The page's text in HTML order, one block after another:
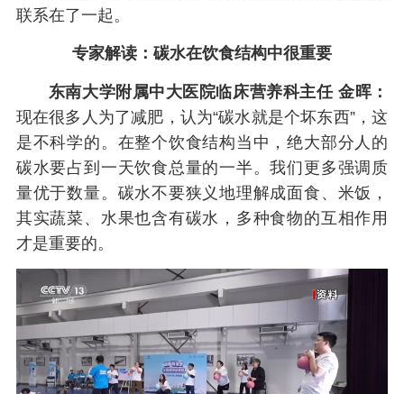
联系在了一起。
专家解读：碳水在饮食结构中很重要
东南大学附属中大医院临床营养科主任 金晖：
现在很多人为了减肥，认为“碳水就是个坏东西”，这
是不科学的。在整个饮食结构当中，绝大部分人的
碳水要占到一天饮食总量的一半。我们更多强调质
量优于数量。碳水不要狭义地理解成面食、米饭，
其实蔬菜、水果也含有碳水，多种食物的互相作用
才是重要的。